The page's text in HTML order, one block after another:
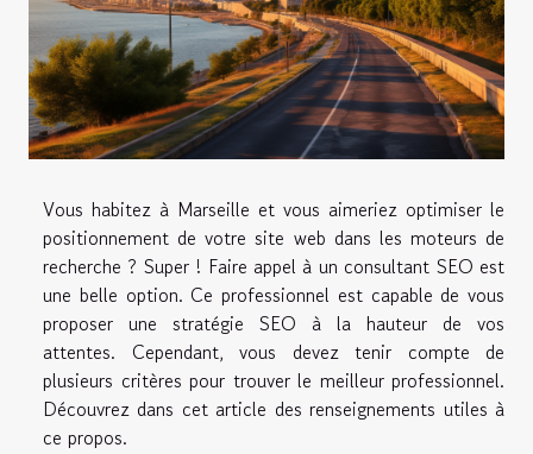
Vous habitez à Marseille et vous aimeriez optimiser le
positionnement de votre site web dans les moteurs de
recherche ? Super ! Faire appel à un consultant SEO est
une belle option. Ce professionnel est capable de vous
proposer une stratégie SEO à la hauteur de vos
attentes. Cependant, vous devez tenir compte de
plusieurs critères pour trouver le meilleur professionnel.
Découvrez dans cet article des renseignements utiles à
ce propos.